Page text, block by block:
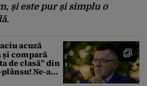
și este pur și simplu o
acuză
și compară
de clasă” din
Ne-am